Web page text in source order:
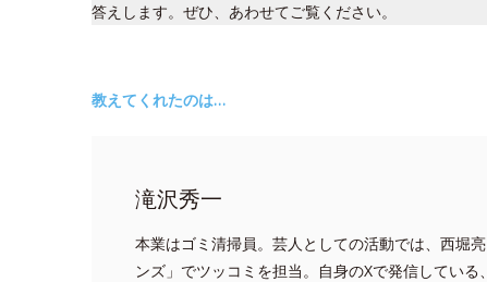
答えします。ぜひ、あわせてご覧ください。
教えてくれたのは…
滝沢秀一
本業はゴミ清掃員。芸人としての活動では、西堀
ンズ」でツッコミを担当。自身のXで発信してい